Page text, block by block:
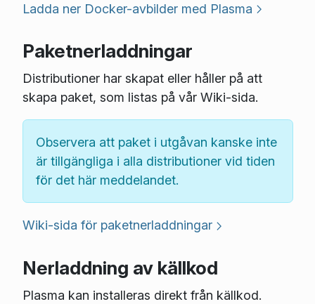
Ladda ner Docker-avbilder med Plasma
Paketnerladdningar
Distributioner har skapat eller håller på att
skapa paket, som listas på vår Wiki-sida.
Observera att paket i utgåvan kanske inte
är tillgängliga i alla distributioner vid tiden
för det här meddelandet.
Wiki-sida för paketnerladdningar
Nerladdning av källkod
Plasma kan installeras direkt från källkod.